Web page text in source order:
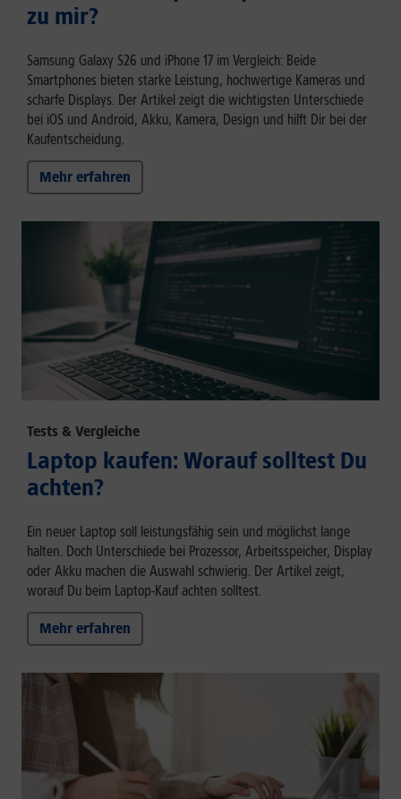
zu mir?
Samsung Galaxy S26 und iPhone 17 im Vergleich: Beide
Smartphones bieten starke Leistung, hochwertige Kameras und
scharfe Displays. Der Artikel zeigt die wichtigsten Unterschiede
bei iOS und Android, Akku, Kamera, Design und hilft Dir bei der
Kaufentscheidung.
Mehr erfahren
Tests & Vergleiche
Laptop kaufen: Worauf solltest Du
achten?
Ein neuer Laptop soll leistungsfähig sein und möglichst lange
halten. Doch Unterschiede bei Prozessor, Arbeitsspeicher, Display
oder Akku machen die Auswahl schwierig. Der Artikel zeigt,
worauf Du beim Laptop-Kauf achten solltest.
Mehr erfahren